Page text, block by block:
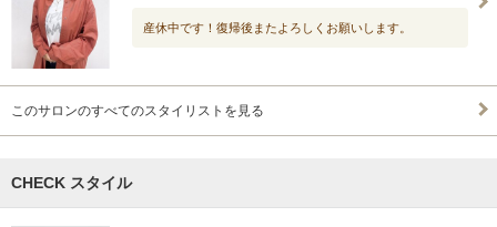
産休中です！復帰後またよろしくお願いします。
このサロンのすべてのスタイリストを見る
CHECK スタイル